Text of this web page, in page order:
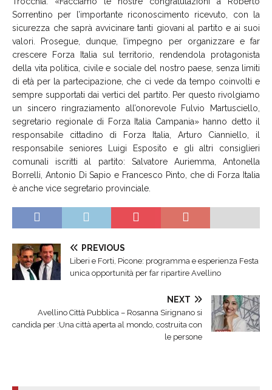
Sorrentino per l’importante riconoscimento ricevuto, con la
sicurezza che saprà avvicinare tanti giovani al partito e ai suoi
valori. Prosegue, dunque, l’impegno per organizzare e far
crescere Forza Italia sul territorio, rendendola protagonista
della vita politica, civile e sociale del nostro paese, senza limiti
di età per la partecipazione, che ci vede da tempo coinvolti e
sempre supportati dai vertici del partito. Per questo rivolgiamo
un sincero ringraziamento all’onorevole Fulvio Martusciello,
segretario regionale di Forza Italia Campania» hanno detto il
responsabile cittadino di Forza Italia, Arturo Cianniello, il
responsabile seniores Luigi Esposito e gli altri consiglieri
comunali iscritti al partito: Salvatore Auriemma, Antonella
Borrelli, Antonio Di Sapio e Francesco Pinto, che di Forza Italia
è anche vice segretario provinciale.
PREVIOUS
Liberi e Forti, Picone: programma e esperienza Festa
unica opportunità per far ripartire Avellino
NEXT
Avellino Città Pubblica – Rosanna Sirignano si
candida per :Una città aperta al mondo, costruita con
le persone